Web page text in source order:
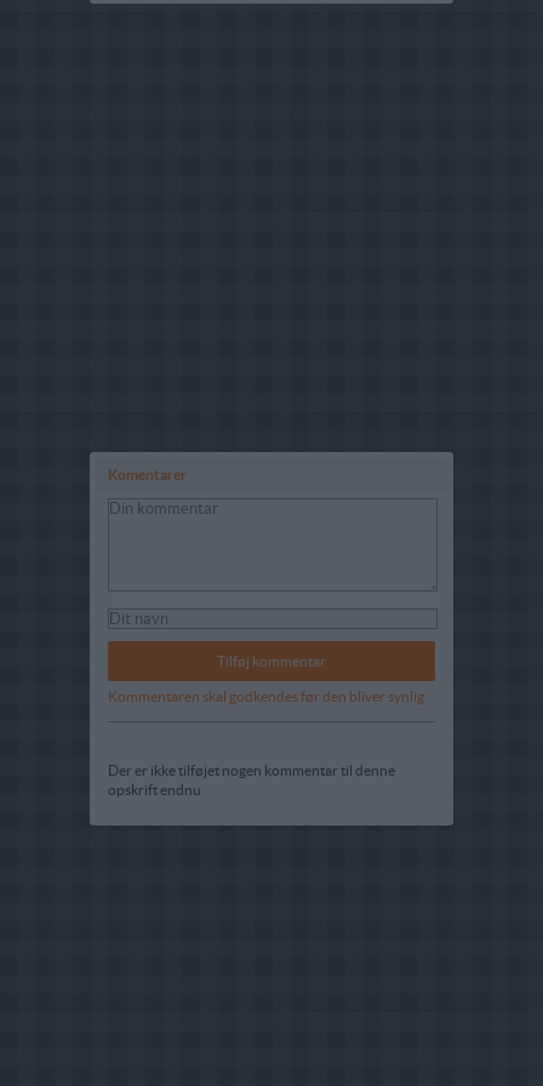
Komentarer
Kommentaren skal godkendes før den bliver synlig
Der er ikke tilføjet nogen kommentar til denne
opskrift endnu